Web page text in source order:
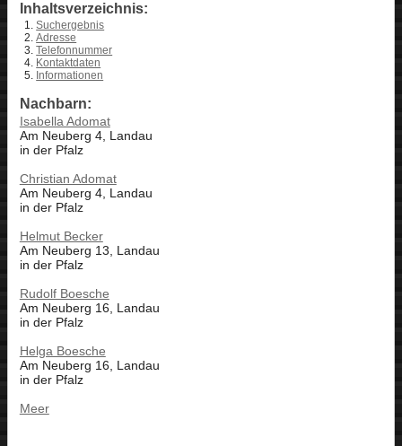
Inhaltsverzeichnis:
Suchergebnis
Adresse
Telefonnummer
Kontaktdaten
Informationen
Nachbarn:
Isabella Adomat
Am Neuberg 4, Landau
in der Pfalz
Christian Adomat
Am Neuberg 4, Landau
in der Pfalz
Helmut Becker
Am Neuberg 13, Landau
in der Pfalz
Rudolf Boesche
Am Neuberg 16, Landau
in der Pfalz
Helga Boesche
Am Neuberg 16, Landau
in der Pfalz
Meer